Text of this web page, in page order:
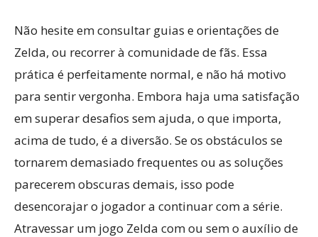
Não hesite em consultar guias e orientações de
Zelda, ou recorrer à comunidade de fãs. Essa
prática é perfeitamente normal, e não há motivo
para sentir vergonha. Embora haja uma satisfação
em superar desafios sem ajuda, o que importa,
acima de tudo, é a diversão. Se os obstáculos se
tornarem demasiado frequentes ou as soluções
parecerem obscuras demais, isso pode
desencorajar o jogador a continuar com a série.
Atravessar um jogo Zelda com ou sem o auxílio de